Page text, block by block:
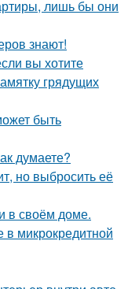
лишь бы они
знают!
вы хотите
грядущих
быть
думаете?
но выбросить её
в своём доме.
в микрокредитной